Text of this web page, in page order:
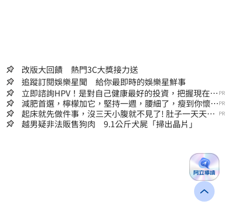
改版大回饋 熱門3C大獎接力送
追蹤訂閱娛樂星聞 給你最即時的娛樂星鮮事
立即諮詢HPV！是對自己健康最好的投資，把握現在不
嫌晚！
PR
減肥首選，檸檬加它，堅持一週，腰細了，瘦到你懷疑
人生
PR
起床就先做件事，沒三天小腹就不見了! 肚子一天天變
小！
PR
越男疑非法販售狗肉 9.1公斤犬屍「掃出晶片」